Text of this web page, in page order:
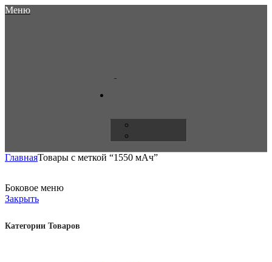
Меню
ГлавнаяТовары с меткой “1550 мАч”
Боковое меню
Закрыть
Категории Товаров